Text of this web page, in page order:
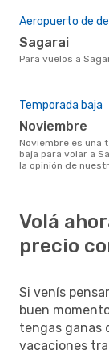
Aeropuerto de
Sagarai
Para vuelos a
Temporada baja
noviembre
noviembre es una temporada
baja para volar a
la opinión de
Volá
precio
Si venís
buen
tengas ganas
vacaciones